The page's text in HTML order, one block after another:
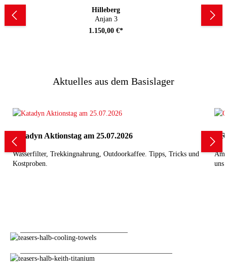
Hilleberg
Anjan 3
1.150,00 €*
Aktuelles aus dem Basislager
Katadyn Aktionstag am 25.07.2026
Wasserfilter, Trekkingnahrung, Outdoorkaffee. Tipps, Tricks und
Kostproben.
Am
uns
COOLING+TOWELS
LEICHT, LEICHTER, KEITH TITANIUM
TITANIUM